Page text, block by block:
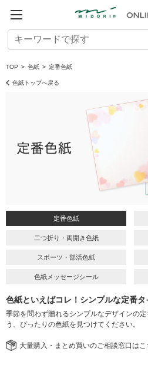
TOP > 色紙 > 定番色紙
色紙トップへ戻る
定番色紙
二つ折り・両開き色紙
スポーツ・部活色紙
色紙メッセージシール
色紙といえばコレ！シンプルな定番タ
季節を問わず贈れるシンプルなデザインの
う、ぴったりの色紙を見つけてください。
大量購入・まとめ買いのご相談窓口はこ